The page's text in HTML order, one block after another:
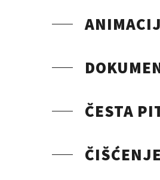
ČESTA